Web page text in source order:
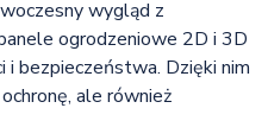
wygląd z
ogrodzeniowe 2D i 3D
i bezpieczeństwa. Dzięki nim
ale również